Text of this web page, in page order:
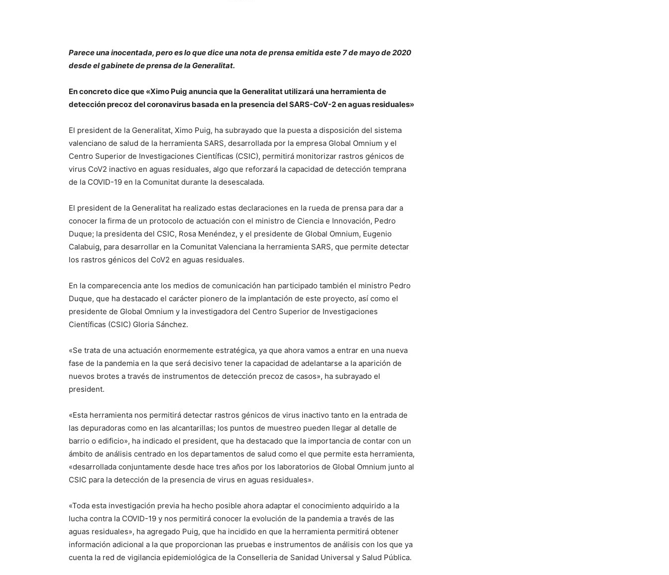
Parece una inocentada, pero es lo que dice una nota de prensa emitida este 7 de mayo de 2020
desde el gabinete de prensa de la Generalitat.
En concreto dice que «Ximo Puig anuncia que la Generalitat utilizará una herramienta de
detección precoz del coronavirus basada en la presencia del SARS-CoV-2 en aguas residuales»
El president de la Generalitat, Ximo Puig, ha subrayado que la puesta a disposición del sistema
valenciano de salud de la herramienta SARS, desarrollada por la empresa Global Omnium y el
Centro Superior de Investigaciones Científicas (CSIC), permitirá monitorizar rastros génicos de
virus CoV2 inactivo en aguas residuales, algo que reforzará la capacidad de detección temprana
de la COVID-19 en la Comunitat durante la desescalada.
El president de la Generalitat ha realizado estas declaraciones en la rueda de prensa para dar a
conocer la firma de un protocolo de actuación con el ministro de Ciencia e Innovación, Pedro
Duque; la presidenta del CSIC, Rosa Menéndez, y el presidente de Global Omnium, Eugenio
Calabuig, para desarrollar en la Comunitat Valenciana la herramienta SARS, que permite detectar
los rastros génicos del CoV2 en aguas residuales.
En la comparecencia ante los medios de comunicación han participado también el ministro Pedro
Duque, que ha destacado el carácter pionero de la implantación de este proyecto, así como el
presidente de Global Omnium y la investigadora del Centro Superior de Investigaciones
Científicas (CSIC) Gloria Sánchez.
«Se trata de una actuación enormemente estratégica, ya que ahora vamos a entrar en una nueva
fase de la pandemia en la que será decisivo tener la capacidad de adelantarse a la aparición de
nuevos brotes a través de instrumentos de detección precoz de casos», ha subrayado el
president.
«Esta herramienta nos permitirá detectar rastros génicos de virus inactivo tanto en la entrada de
las depuradoras como en las alcantarillas; los puntos de muestreo pueden llegar al detalle de
barrio o edificio», ha indicado el president, que ha destacado que la importancia de contar con un
ámbito de análisis centrado en los departamentos de salud como el que permite esta herramienta,
«desarrollada conjuntamente desde hace tres años por los laboratorios de Global Omnium junto al
CSIC para la detección de la presencia de virus en aguas residuales».
«Toda esta investigación previa ha hecho posible ahora adaptar el conocimiento adquirido a la
lucha contra la COVID-19 y nos permitirá conocer la evolución de la pandemia a través de las
aguas residuales», ha agregado Puig, que ha incidido en que la herramienta permitirá obtener
información adicional a la que proporcionan las pruebas e instrumentos de análisis con los que ya
cuenta la red de vigilancia epidemiológica de la Conselleria de Sanidad Universal y Salud Pública.